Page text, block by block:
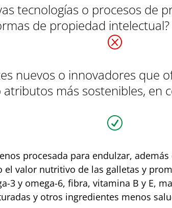
tecnologías o procesos de
de propiedad intelectual?
Q
nuevos o innovadores que
más sostenibles, en
R
procesada para endulzar,
valor nutritivo de las galletas y
3 y omega-6, fibra, vitamina B y E,
y otros ingredientes menos